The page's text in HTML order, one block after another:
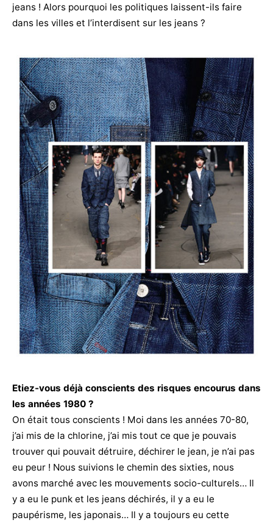
jeans ! Alors pourquoi les politiques laissent-ils faire
dans les villes et l’interdisent sur les jeans ?
Etiez-vous déjà conscients des risques encourus dans
les années 1980 ?
On était tous conscients ! Moi dans les années 70-80,
j’ai mis de la chlorine, j’ai mis tout ce que je pouvais
trouver qui pouvait détruire, déchirer le jean, je n’ai pas
eu peur ! Nous suivions le chemin des sixties, nous
avons marché avec les mouvements socio-culturels… Il
y a eu le punk et les jeans déchirés, il y a eu le
paupérisme, les japonais… Il y a toujours eu cette